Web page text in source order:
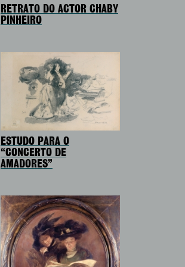
RETRATO DO ACTOR CHABY
PINHEIRO
ESTUDO PARA O
“CONCERTO DE
AMADORES”